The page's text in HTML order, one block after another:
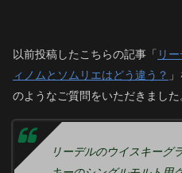
以前投稿したこちらの記事「 リ
ィノムとソムリエはどう違う？
のようなご質問をいただきました
リーデルのウイスキーグ